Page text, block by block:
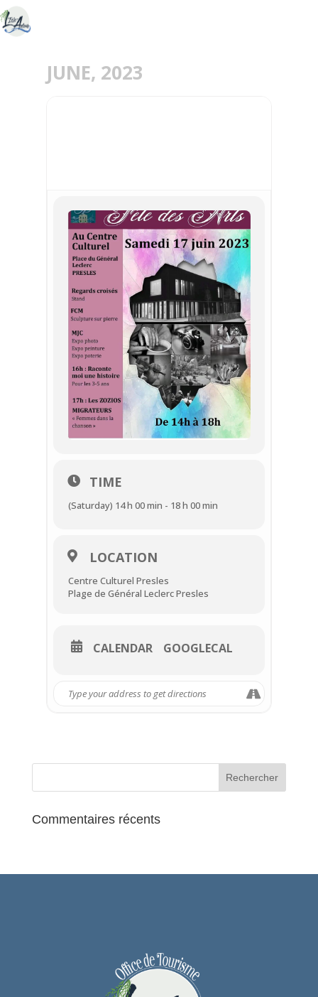
JUNE, 2023
TIME
(Saturday) 14 h 00 min - 18 h 00 min
LOCATION
Centre Culturel Presles
Plage de Général Leclerc Presles
CALENDAR GOOGLECAL
Commentaires récents